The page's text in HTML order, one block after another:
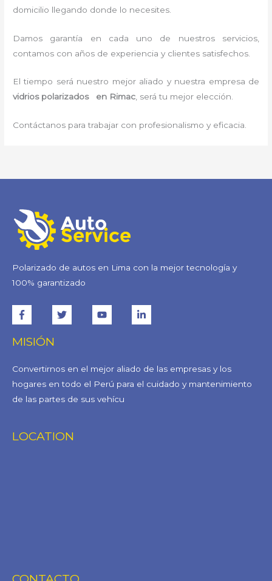
domicilio llegando donde lo necesites.
Damos garantía en cada uno de nuestros servicios,
contamos con años de experiencia y clientes satisfechos.
El tiempo será nuestro mejor aliado y nuestra empresa de
vidrios polarizados en Rimac, será tu mejor elección.
Contáctanos para trabajar con profesionalismo y eficacia.
Polarizado de autos en Lima con la mejor tecnología y
100% garantizado
MISIÓN
Convertirnos en el mejor aliado de las empresas y los
hogares en todo el Perú para el cuidado y mantenimiento
de las partes de sus vehícu
LOCATION